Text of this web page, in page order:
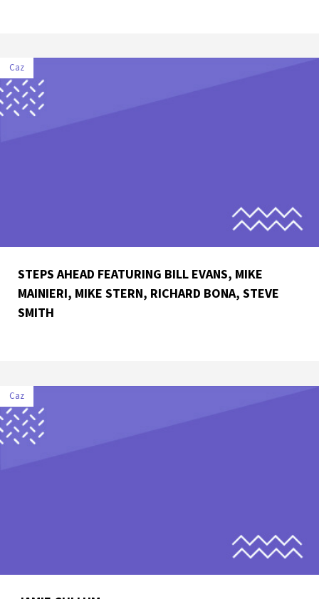
Caz
STEPS AHEAD FEATURING BILL EVANS, MIKE
MAINIERI, MIKE STERN, RICHARD BONA, STEVE
SMITH
Caz